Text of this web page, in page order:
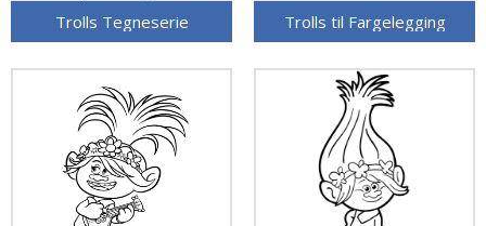
Trolls Tegneserie Trolls til Fargelegging